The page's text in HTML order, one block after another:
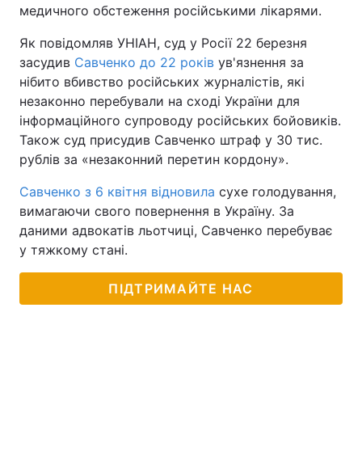
Тема оформлення
медичного обстеження російськими лікарями.
Як повідомляв УНІАН, суд у Росії 22 березня
засудив Савченко до 22 років ув'язнення за
нібито вбивство російських журналістів, які
незаконно перебували на сході України для
інформаційного супроводу російських бойовиків.
Також суд присудив Савченко штраф у 30 тис.
рублів за «незаконний перетин кордону».
Савченко з 6 квітня відновила сухе голодування,
вимагаючи свого повернення в Україну. За
даними адвокатів льотчиці, Савченко перебуває
у тяжкому стані.
ПІДТРИМАЙТЕ НАС